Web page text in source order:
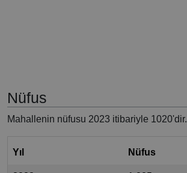
Nüfus
Mahallenin nüfusu 2023 itibariyle 1020'dir.
Yıl Nüfus